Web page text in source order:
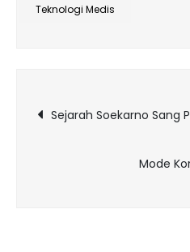
Teknologi Medis
Navigasi
Sejarah Soekarno Sang
Mode